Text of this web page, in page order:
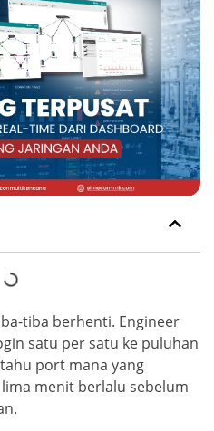
tiba berhenti. Engineer
satu per satu ke puluhan
port mana yang
menit berlalu sebelum